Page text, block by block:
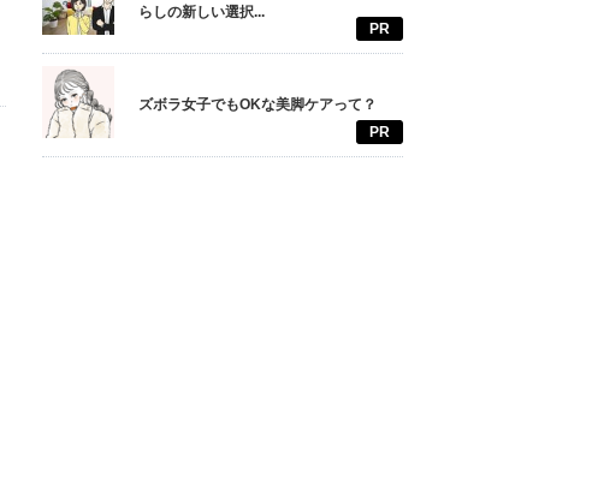
らしの新しい選択...
PR
ズボラ女子でもOKな美脚ケアって？
PR